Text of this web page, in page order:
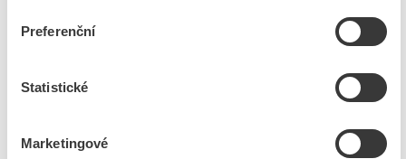
Preferenční
Statistické
Marketingové
Krytí (IP), přední strana
S čelním kroužkem